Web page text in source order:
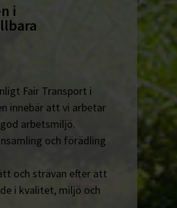
i
Fair Transport i
innebär att vi arbetar
arbetsmiljö.
och förädling
och strävan efter att
i kvalitet, miljö och